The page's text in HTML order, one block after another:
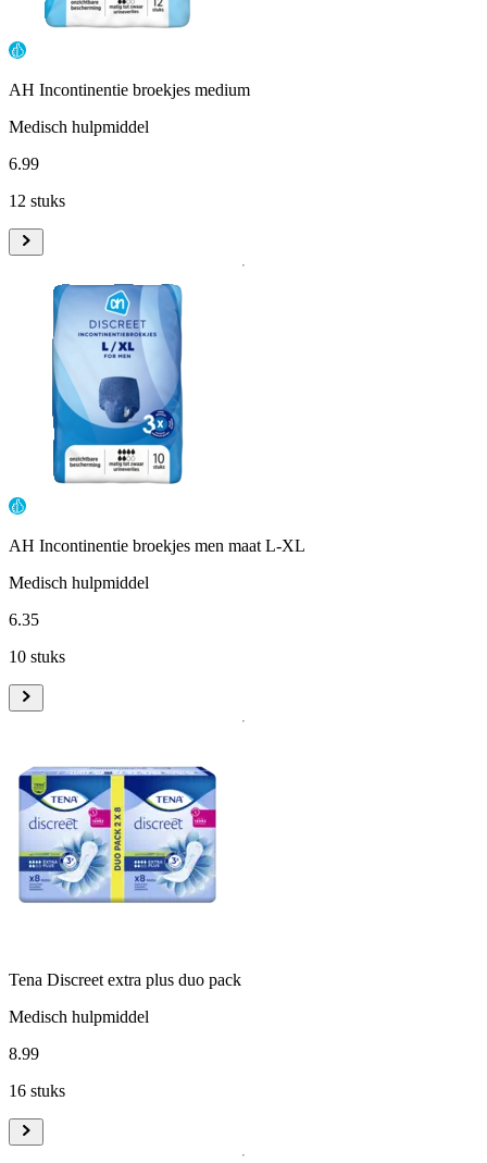
AH Incontinentie broekjes medium
Medisch hulpmiddel
6.99
12 stuks
AH Incontinentie broekjes men maat L-XL
Medisch hulpmiddel
6.35
10 stuks
Tena Discreet extra plus duo pack
Medisch hulpmiddel
8.99
16 stuks